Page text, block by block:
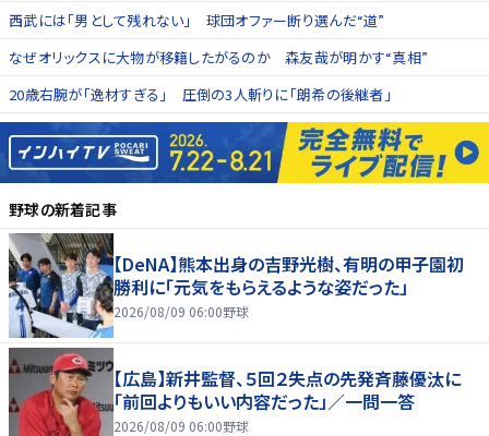
西武には「男として残れない」 球団オファー断り選んだ“道”
なぜオリックスに大物が移籍したがるのか 森友哉が明かす“真相”
20歳右腕が「逸材すぎる」 圧倒の3人斬りに「朗希の後継者」
野球の新着記事
【DeNA】熊本出身の吉野光樹、有明の甲子園初
勝利に「元気をもらえるような姿だった」
2026/08/09 06:00野球
【広島】新井監督、５回２失点の先発斉藤優汰に
「前回よりもいい内容だった」／一問一答
2026/08/09 06:00野球